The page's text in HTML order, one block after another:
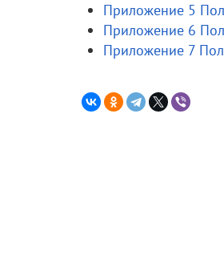
Приложение 5
Приложение 6
Приложение 7